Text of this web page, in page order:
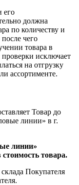
его
должна
по количеству и
чего
товара в
исключает
на отгрузку
ассортименте.
Товар до
линии» в г.
линии»
товара.
Покупателя